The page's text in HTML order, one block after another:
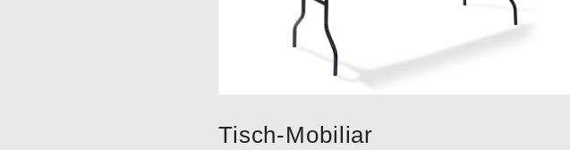
Tisch-Mobiliar